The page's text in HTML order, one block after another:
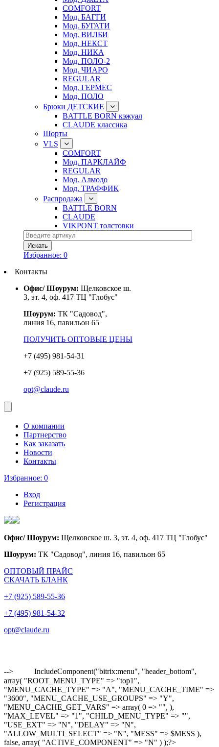
COMFORT
Мод. БАГГИ
Мод. БУГАТИ
Мод. ВИЛБИ
Мод. НЕКСТ
Мод. НИКА
Мод. ПОЛО-2
Мод. ЧИАРО
REGULAR
Мод. ГЕРМЕС
Мод. ПОЛО
Брюки ДЕТСКИЕ
BATTLE BORN кэжуал
CLAUDE классика
Шорты
VLS
COMFORT
Мод. ПАРКЛАЙФ
REGULAR
Мод. Алмодо
Мод. ТРАФФИК
Распродажа
BATTLE BORN
CLAUDE
VIKPONT толстовки
Избранное: 0
Контакты
Офис/ Шоурум: Щелковское ш.
3, эт. 4, оф. 417 ТЦ "Глобус"
Шоурум: ТК "Садовод",
линия 16, павильон 65
ПОЛУЧИТЬ ОПТОВЫЕ ЦЕНЫ
+7 (495) 981-54-31
+7 (925) 589-55-36
opt@claude.ru
О компании
Партнерство
Как заказать
Новости
Контакты
Избранное: 0
Вход
Регистрация
Офис/ Шоурум: Щелковское ш. 3, эт. 4, оф. 417 ТЦ "Глобус"
Шоурум: ТК "Садовод", линия 16, павильон 65
ОПТОВЫЙ ПРАЙС
СКАЧАТЬ БЛАНК
+7 (925) 589-55-36
+7 (495) 981-54-32
opt@claude.ru
-->
IncludeComponent("bitrix:menu", "header_bottom",
array( "ROOT_MENU_TYPE" => "top1",
"MENU_CACHE_TYPE" => "A", "MENU_CACHE_TIME" =>
"3600", "MENU_CACHE_USE_GROUPS" => "Y",
"MENU_CACHE_GET_VARS" => array( 0 => "", ),
"MAX_LEVEL" => "1", "CHILD_MENU_TYPE" => "",
"USE_EXT" => "N", "DELAY" => "N",
"ALLOW_MULTI_SELECT" => "N", "MESS" => $MESS ),
false, array( "ACTIVE_COMPONENT" => "N" ) );?>